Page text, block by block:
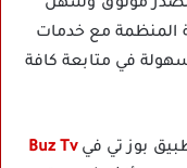
مصدر موثوق وسهل
المنظمة مع خدمات
في متابعة كافة
بوز تي فيBuz Tv